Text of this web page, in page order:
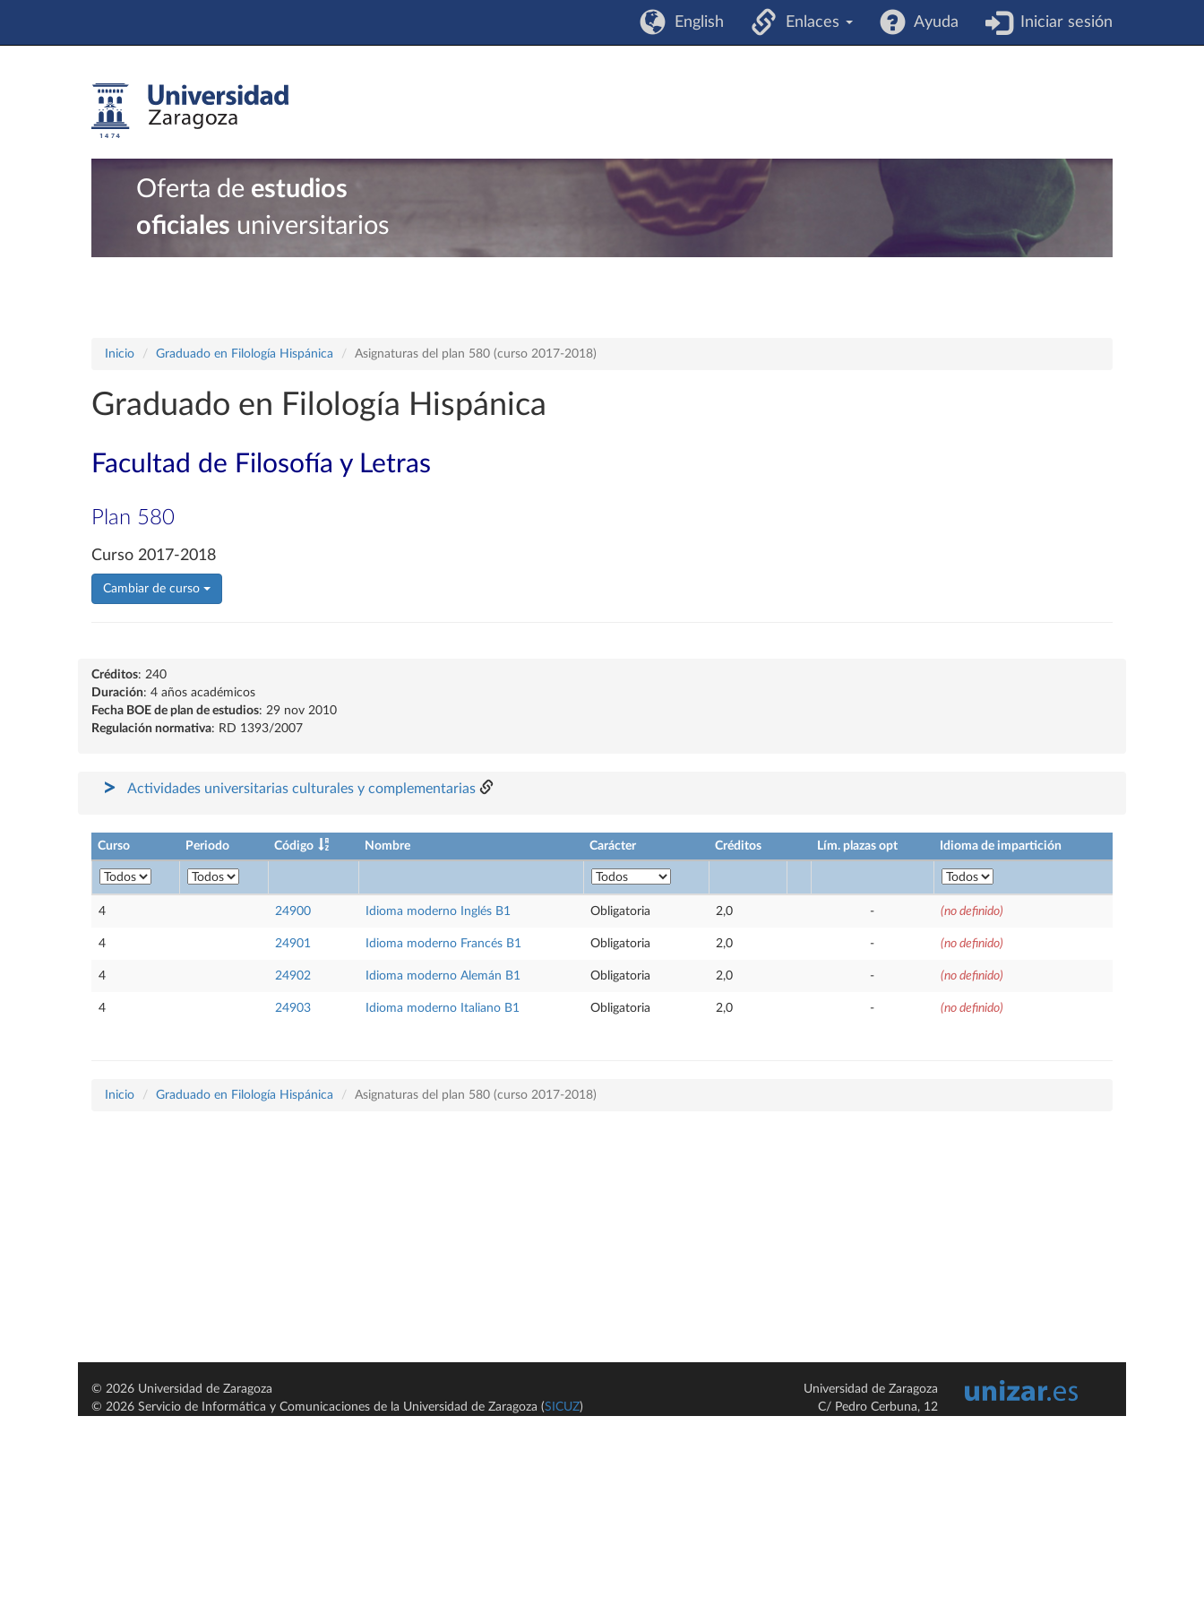
English Enlaces Ayuda Iniciar sesión
Oferta de estudios
oficiales universitarios
Inicio Graduado en Filología Hispánica Asignaturas del plan 580 (curso 2017-2018)
Graduado en Filología Hispánica
Facultad de Filosofía y Letras
Plan 580
Curso 2017-2018
Cambiar de curso
Créditos: 240
Duración: 4 años académicos
Fecha BOE de plan de estudios: 29 nov 2010
Regulación normativa: RD 1393/2007
Actividades universitarias culturales y complementarias
Curso Periodo Código Nombre Carácter Créditos Lím. plazas opt Idioma de impartición
4 24900 Idioma moderno Inglés B1 Obligatoria 2,0 - (no definido)
4 24901 Idioma moderno Francés B1 Obligatoria 2,0 - (no definido)
4 24902 Idioma moderno Alemán B1 Obligatoria 2,0 - (no definido)
4 24903 Idioma moderno Italiano B1 Obligatoria 2,0 - (no definido)
Inicio Graduado en Filología Hispánica Asignaturas del plan 580 (curso 2017-2018)
© 2026 Universidad de Zaragoza
© 2026 Servicio de Informática y Comunicaciones de la Universidad de Zaragoza (SICUZ)
Universidad de Zaragoza
C/ Pedro Cerbuna, 12